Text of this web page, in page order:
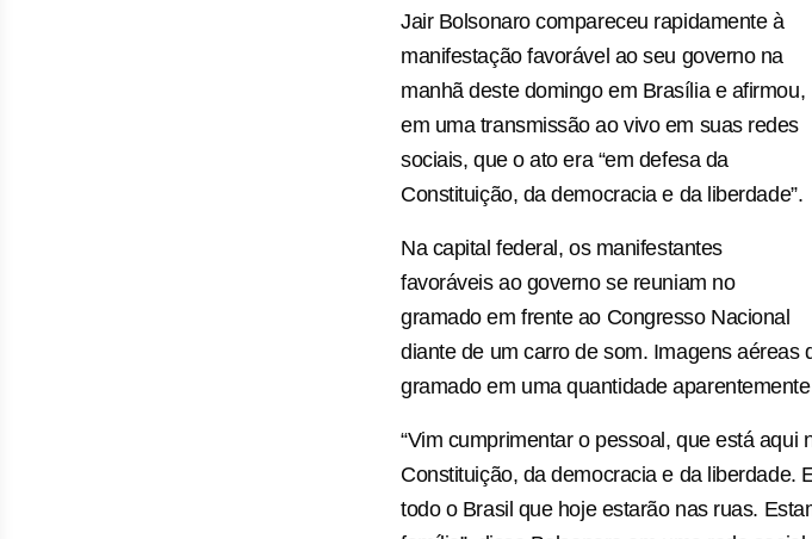
Jair Bolsonaro compareceu rapidamente à
manifestação favorável ao seu governo na
manhã deste domingo em Brasília e afirmou,
em uma transmissão ao vivo em suas redes
sociais, que o ato era “em defesa da
Constituição, da democracia e da liberdade”.
Na capital federal, os manifestantes
favoráveis ao governo se reuniam no
gramado em frente ao Congresso Nacional
diante de um carro de som. Imagens
gramado em uma quantidade
“Vim cumprimentar o pessoal, que está
Constituição, da democracia e da liberdade.
todo o Brasil que hoje estarão nas ruas.